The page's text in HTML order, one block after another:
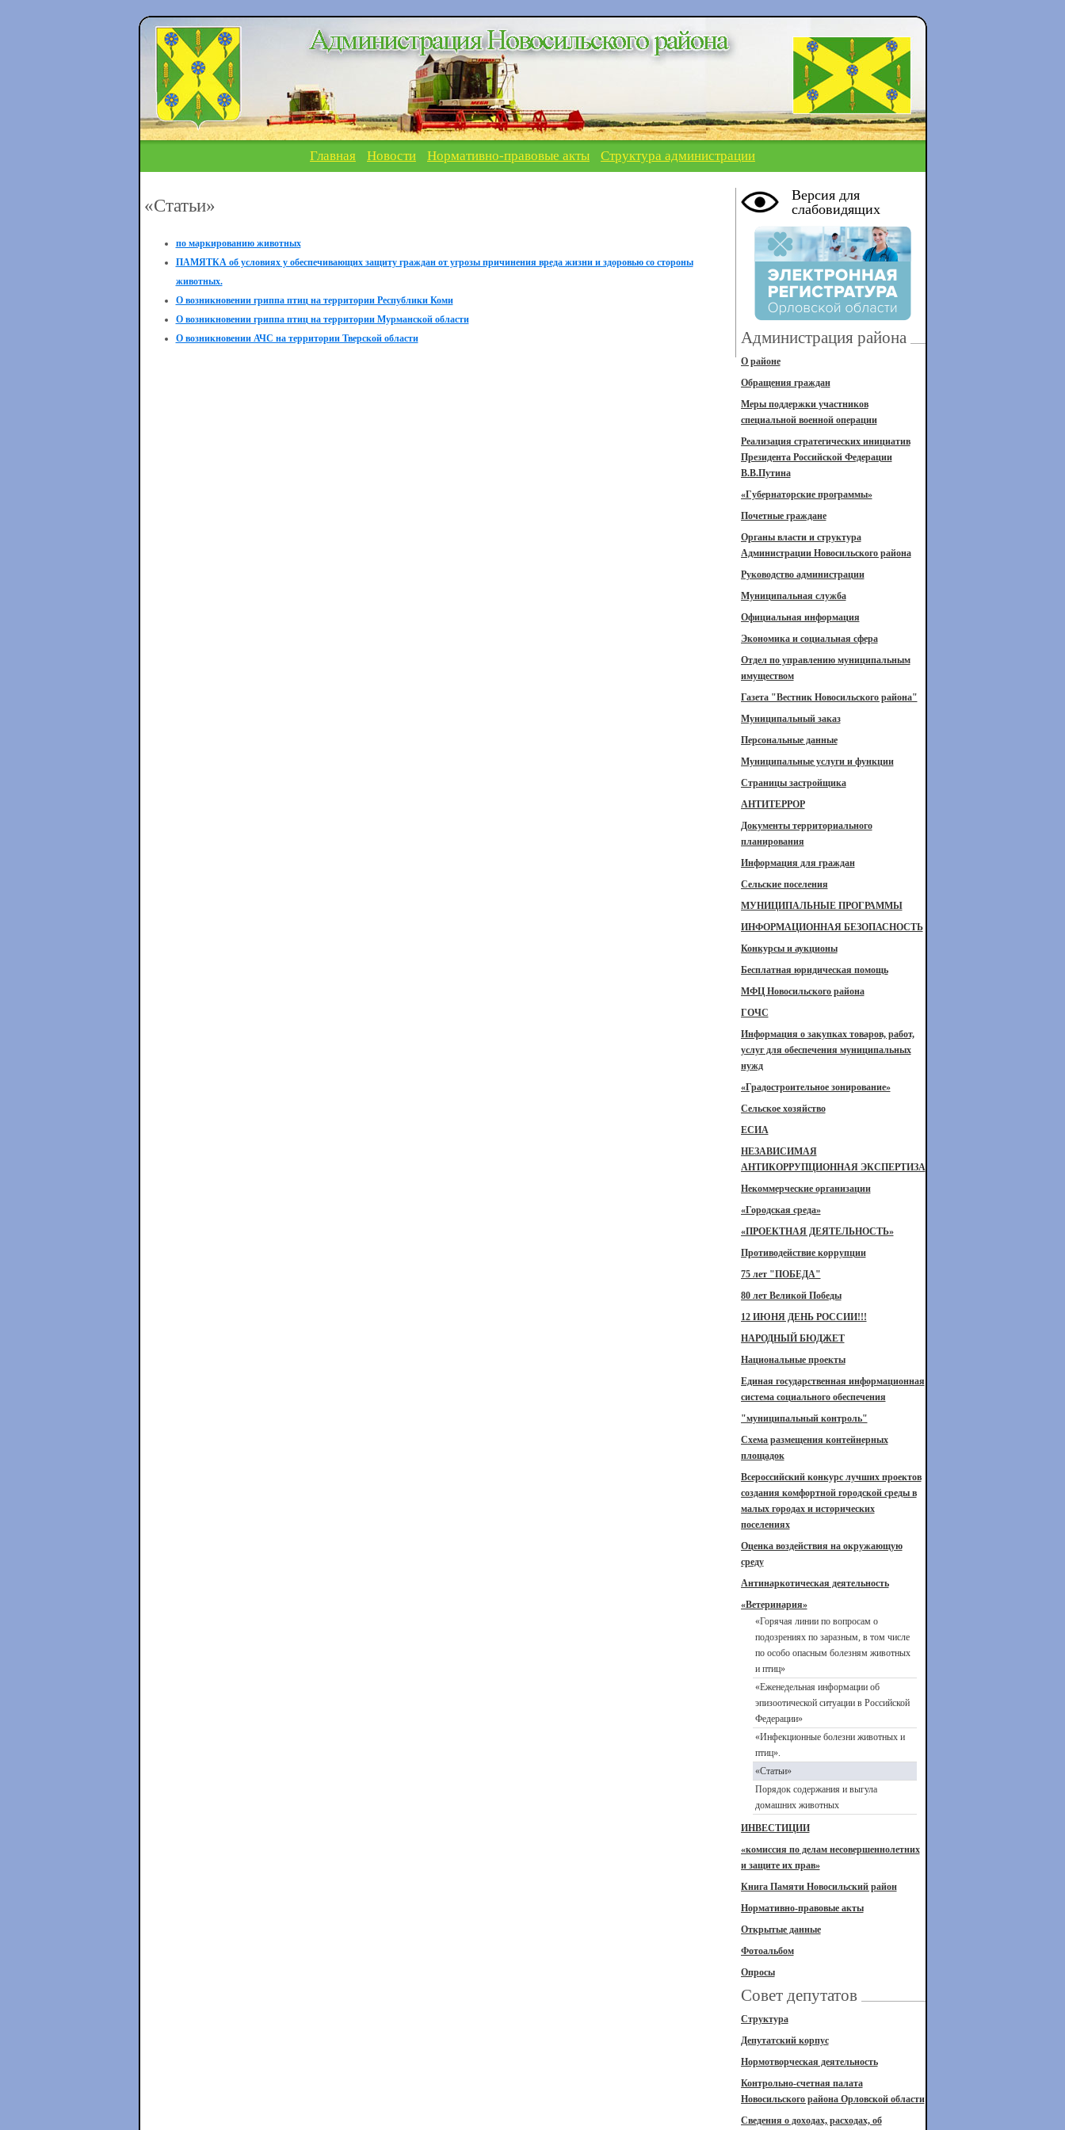
Главная Новости Нормативно-правовые акты Структура администрации
«Статьи»
по маркированию животных
ПАМЯТКА об условиях у обеспечивающих защиту граждан от угрозы причинения вреда жизни и здоровью со стороны
животных.
О возникновении гриппа птиц на территории Республики Коми
О возникновении гриппа птиц на территории Мурманской области
О возникновении АЧС на территории Тверской области
Версия для
слабовидящих
Администрация района
О районе
Обращения граждан
Меры поддержки участников
специальной военной операции
Реализация стратегических инициатив
Президента Российской Федерации
В.В.Путина
«Губернаторские программы»
Почетные граждане
Органы власти и структура
Администрации Новосильского района
Руководство администрации
Муниципальная служба
Официальная информация
Экономика и социальная сфера
Отдел по управлению муниципальным
имуществом
Газета "Вестник Новосильского района"
Муниципальный заказ
Персональные данные
Муниципальные услуги и функции
Страницы застройщика
АНТИТЕРРОР
Документы территориального
планирования
Информация для граждан
Сельские поселения
МУНИЦИПАЛЬНЫЕ ПРОГРАММЫ
ИНФОРМАЦИОННАЯ БЕЗОПАСНОСТЬ
Конкурсы и аукционы
Бесплатная юридическая помощь
МФЦ Новосильского района
ГОЧС
Информация о закупках товаров, работ,
услуг для обеспечения муниципальных
нужд
«Градостроительное зонирование»
Сельское хозяйство
ЕСИА
НЕЗАВИСИМАЯ
АНТИКОРРУПЦИОННАЯ ЭКСПЕРТИЗА
Некоммерческие организации
«Городская среда»
«ПРОЕКТНАЯ ДЕЯТЕЛЬНОСТЬ»
Противодействие коррупции
75 лет "ПОБЕДА"
80 лет Великой Победы
12 ИЮНЯ ДЕНЬ РОССИИ!!!
НАРОДНЫЙ БЮДЖЕТ
Национальные проекты
Единая государственная информационная
система социального обеспечения
"муниципальный контроль"
Схема размещения контейнерных
площадок
Всероссийский конкурс лучших проектов
создания комфортной городской среды в
малых городах и исторических
поселениях
Оценка воздействия на окружающую
среду
Антинаркотическая деятельность
«Ветеринария»
«Горячая линии по вопросам о
подозрениях по заразным, в том числе
по особо опасным болезням животных
и птиц»
«Еженедельная информации об
эпизоотической ситуации в Российской
Федерации»
«Инфекционные болезни животных и
птиц».
«Статьи»
Порядок содержания и выгула
домашних животных
ИНВЕСТИЦИИ
«комиссия по делам несовершеннолетних
и защите их прав»
Книга Памяти Новосильский район
Нормативно-правовые акты
Открытые данные
Фотоальбом
Опросы
Совет депутатов
Структура
Депутатский корпус
Нормотворческая деятельность
Контрольно-счетная палата
Новосильского района Орловской области
Сведения о доходах, расходах, об